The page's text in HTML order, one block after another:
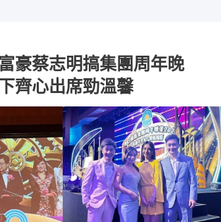
豪蔡志明搞集團周年晚
齊心出席勁溫馨